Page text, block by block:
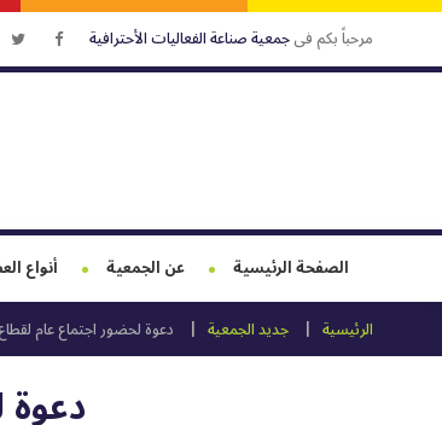
مرحباً بكم فىجمعية صناعة الفعاليات الأحترافية
الصفحة الرئيسية عن الجمعية أنواع
الرئيسية
جديد الجمعية دعوة لحضور اجتماع عام